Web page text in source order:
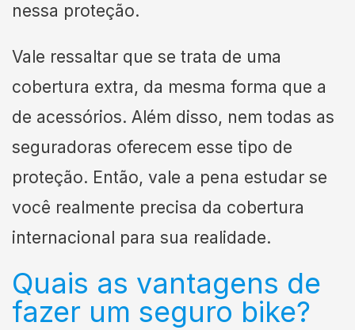
nessa proteção.
Vale ressaltar que se trata de uma
cobertura extra, da mesma forma que a
de acessórios. Além disso, nem todas as
seguradoras oferecem esse tipo de
proteção. Então, vale a pena estudar se
você realmente precisa da cobertura
internacional para sua realidade.
Quais as vantagens de
fazer um seguro bike?